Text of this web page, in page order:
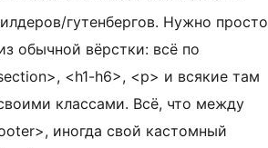
гутенбергов. Нужно просто
обычной вёрстки: всё по
<h1-h6>, <p> и всякие там
классами. Всё, что между
иногда свой кастомный